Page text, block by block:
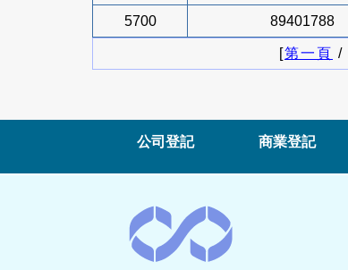
5700 89401788
[第一頁 /
公司登記 商業登記